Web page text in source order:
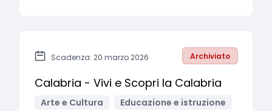
Scadenza: 20 marzo 2026 Archiviato
Calabria - Vivi e Scopri la Calabria
Arte e Cultura
Educazione e istruzione